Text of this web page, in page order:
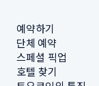
예약하기
단체 예약
스페셜 픽업
호텔 찾기